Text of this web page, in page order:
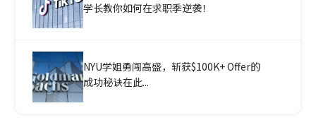
学长教你如何在求职季逆袭！
NYU学姐勇闯高盛，斩获$100K+ Offer的
成功秘诀在此...